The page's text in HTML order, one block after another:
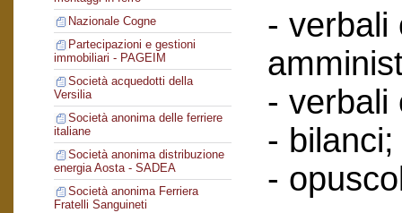
Nazionale Cogne
Partecipazioni e gestioni
immobiliari - PAGEIM
Società acquedotti della
Versilia
Società anonima delle ferriere
italiane
Società anonima distribuzione
energia Aosta - SADEA
Società anonima Ferriera
Fratelli Sanguineti
- verbali
- verbali
- bilanci;
-